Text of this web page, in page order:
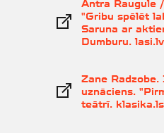
Antra Raugule
"Gribu spēlēt
Saruna ar
Dumburu. lasi.lv
Zane
uznāciens.
teātrī.